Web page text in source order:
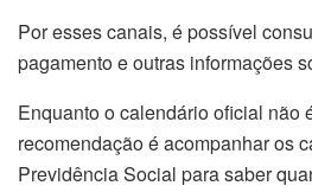
Por esses canais, é possível
pagamento e outras informações
Enquanto o calendário oficial não
recomendação é acompanhar os
Previdência Social para saber